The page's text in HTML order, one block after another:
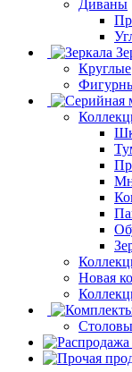
Диваны
Круглые
Новая